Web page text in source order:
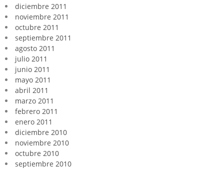
diciembre 2011
noviembre 2011
octubre 2011
septiembre 2011
agosto 2011
julio 2011
junio 2011
mayo 2011
abril 2011
marzo 2011
febrero 2011
enero 2011
diciembre 2010
noviembre 2010
octubre 2010
septiembre 2010